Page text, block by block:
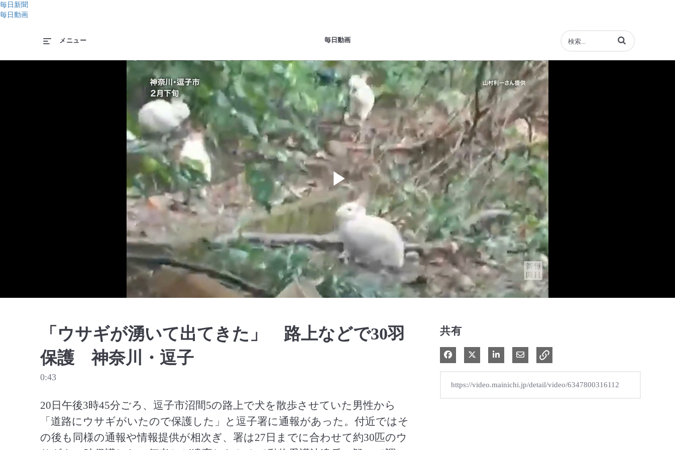
毎日新聞
毎日動画
毎日動画
メニュー 動画の検索語句を入力
Play
Video
「ウサギが湧いて出てきた」 路上などで30羽
保護 神奈川・逗子
0:43
20日午後3時45分ごろ、逗子市沼間5の路上で犬を散歩させていた男性から
「道路にウサギがいたので保護した」と逗子署に通報があった。付近ではそ
の後も同様の通報や情報提供が相次ぎ、署は27日までに合わせて約30匹のウ
共有
Facebook で共有
Xで共有する
LinkedIn で共有電子メールで共有